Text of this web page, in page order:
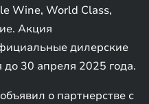
Wine, World Class,
Акция
дилерские
30 апреля 2025 года.
о партнерстве с